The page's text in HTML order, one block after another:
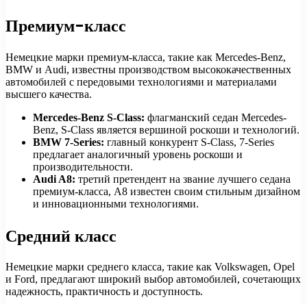
Премиум-класс
Немецкие марки премиум-класса, такие как Mercedes-Benz,
BMW и Audi, известны производством высококачественных
автомобилей с передовыми технологиями и материалами
высшего качества.
Mercedes-Benz S-Class: флагманский седан Mercedes-
Benz, S-Class является вершиной роскоши и технологий.
BMW 7-Series: главный конкурент S-Class, 7-Series
предлагает аналогичный уровень роскоши и
производительности.
Audi A8: третий претендент на звание лучшего седана
премиум-класса, A8 известен своим стильным дизайном
и инновационными технологиями.
Средний класс
Немецкие марки среднего класса, такие как Volkswagen, Opel
и Ford, предлагают широкий выбор автомобилей, сочетающих
надежность, практичность и доступность.